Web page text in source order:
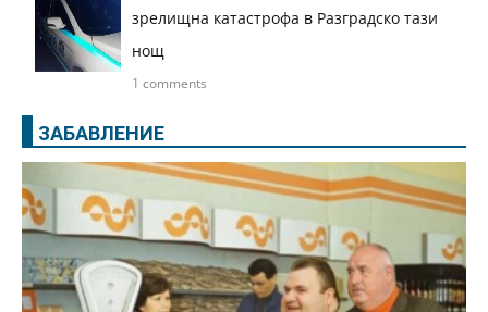
зрелищна катастрофа в Разградско тази
нощ
1 comments
ЗАБАВЛЕНИЕ